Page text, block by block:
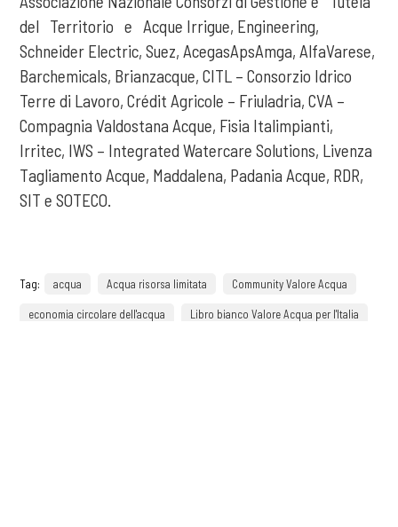
del Territorio e Acque Irrigue, Engineering,
Schneider Electric, Suez, AcegasApsAmga, AlfaVarese,
Barchemicals, Brianzacque, CITL – Consorzio Idrico
Terre di Lavoro, Crédit Agricole – Friuladria, CVA –
Compagnia Valdostana Acque, Fisia Italimpianti,
Irritec, IWS – Integrated Watercare Solutions, Livenza
Tagliamento Acque, Maddalena, Padania Acque, RDR,
SIT e SOTECO.
Tag: acqua Acqua risorsa limitata Community Valore Acqua
economia circolare dell'acqua Libro bianco Valore Acqua per l'Italia